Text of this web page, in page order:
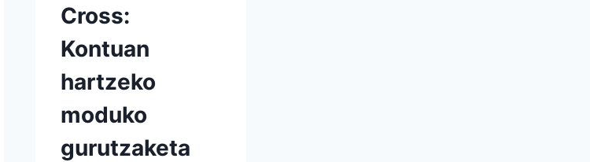
Cross:
Kontuan
hartzeko
moduko
gurutzaketa